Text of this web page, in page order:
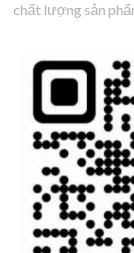
chất lượng sản